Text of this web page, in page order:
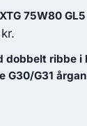
kr..
kr..
aktuelle
656.10 kr..
75W80
kr.
aktuelle
pris
dobbelt ribbe i
G30/G31